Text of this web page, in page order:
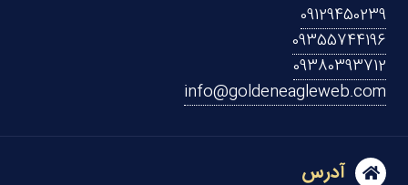
09129450239
09355744196
09380393712
info@goldeneagleweb.com
آدرس